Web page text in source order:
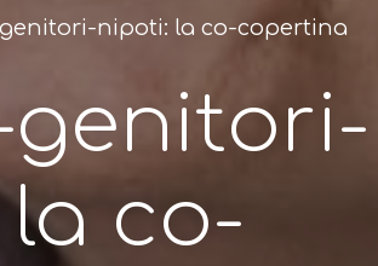
nipoti: la co-copertina
genitori-
co-